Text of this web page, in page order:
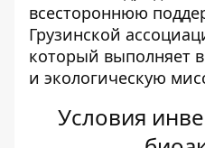
всестороннюю
Грузинской
который выполняет
и экологическую
Условия